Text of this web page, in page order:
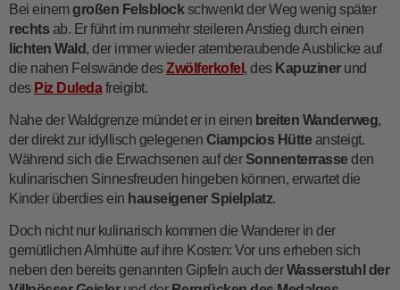
Bei einemgroßen Felsblockschwenkt der Weg wenig später
rechts ab. Er führt im nunmehr steileren Anstieg durch einen
lichten Wald, der immer wieder atemberaubende Ausblicke auf
die nahen Felswände desZwölferkofel , des Kapuzinerund
des Piz Duledafreigibt.
Nahe der Waldgrenze mündet er in einen breiten Wanderweg,
der direkt zur idyllisch gelegenen Ciampcios Hütteansteigt.
Während sich die Erwachsenen auf derSonnenterrasseden
kulinarischen Sinnesfreuden hingeben können, erwartet die
Kinder überdies ein hauseigener Spielplatz.
Doch nicht nur kulinarisch kommen die Wanderer in der
gemütlichen Almhütte auf ihre Kosten: Vor uns erheben sich
neben den bereits genannten Gipfeln auch derWasserstuhl der